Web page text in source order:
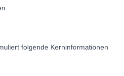
folgende Kerninformationen